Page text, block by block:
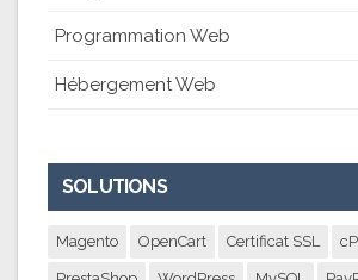
Programmation Web
Hébergement Web
SOLUTIONS
Magento OpenCart Certificat SSL